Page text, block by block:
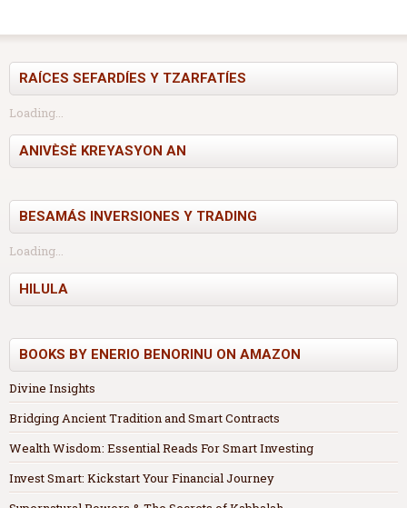
RAÍCES SEFARDÍES Y TZARFATÍES
Loading...
ANIVÈSÈ KREYASYON AN
BESAMÁS INVERSIONES Y TRADING
Loading...
HILULA
BOOKS BY ENERIO BENORINU ON AMAZON
Divine Insights
Bridging Ancient Tradition and Smart Contracts
Wealth Wisdom: Essential Reads For Smart Investing
Invest Smart: Kickstart Your Financial Journey